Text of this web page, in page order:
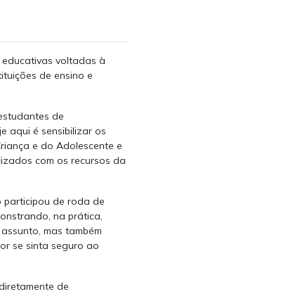
educativas voltadas à
de ensino e
de
aqui é sensibilizar os
e do Adolescente e
com os recursos da
participou de roda de
na prática,
mas também
se sinta seguro ao
de